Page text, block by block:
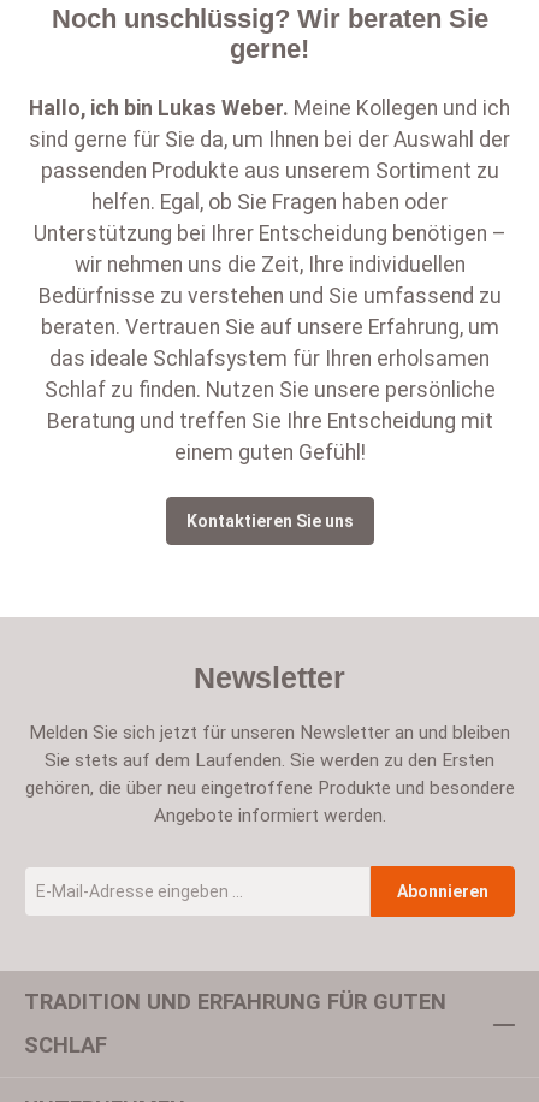
Noch unschlüssig? Wir beraten Sie
gerne!
Hallo, ich bin Lukas Weber. Meine Kollegen und ich
sind gerne für Sie da, um Ihnen bei der Auswahl der
passenden Produkte aus unserem Sortiment zu
helfen. Egal, ob Sie Fragen haben oder
Unterstützung bei Ihrer Entscheidung benötigen –
wir nehmen uns die Zeit, Ihre individuellen
Bedürfnisse zu verstehen und Sie umfassend zu
beraten. Vertrauen Sie auf unsere Erfahrung, um
das ideale Schlafsystem für Ihren erholsamen
Schlaf zu finden. Nutzen Sie unsere persönliche
Beratung und treffen Sie Ihre Entscheidung mit
einem guten Gefühl!
Kontaktieren Sie uns
Newsletter
Melden Sie sich jetzt für unseren Newsletter an und bleiben
Sie stets auf dem Laufenden. Sie werden zu den Ersten
gehören, die über neu eingetroffene Produkte und besondere
Angebote informiert werden.
Abonnieren
Um weiterzugehen, geben Sie die oben abgebildeten Zeichen ein
TRADITION UND ERFAHRUNG FÜR GUTEN
SCHLAF